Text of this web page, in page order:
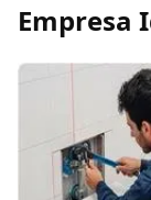
Empresa